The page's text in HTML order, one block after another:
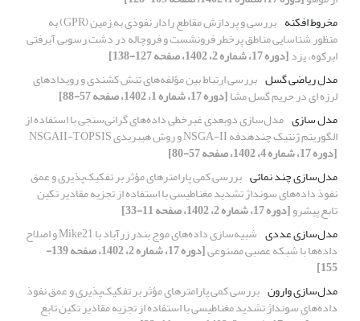
مخروط افکنه
بررسی و پردازش مقاطع رادار نفوذی به زمین (GPR) به
منظور شناسایی مناطق پرخطر فرونشست و فروچاله در دشت رسوبی آبرفتی
ابرکوه، یزد[دوره 17، شماره 2، 1402، صفحه 127-138]
مدل ریاضی گسل بررسی ارتباط بین مؤلفه‌های تنش کشندی و رویدادهای
لرزه‌ ای در حریم گسل مشا[دوره 17، شماره 1، 1402، صفحه 57-88]
مدل سازی مدل‌سازی دوبعدی غیرخطی داده‌های گرانی‌سنجی با استفاده از
الگوریتم ژنتیک چند‌هدفه NSGA-II و روش هیبریدی NSGAII-TOPSIS
[دوره 17، شماره 4، 1402، صفحه 57-80]
مدل‌سازی چند نمائی بررسی کمی پارامترهای مؤثر بر تفکیک‌پذیری و عمق
نفوذ داده‌های سونداژ تشدید مغناطیسی با استفاده از تجزیه مقادیر تکین
تابع پیشرو[دوره 17، شماره 2، 1402، صفحه 11-33]
مدل‌سازی عددی
شبیه‌سازی‌ داده‌های موج بندر زرآباد با Mike21 و اصلاح
داده‌ها با شبکه عصبی مصنوعی [دوره 17، شماره 2، 1402، صفحه 139-
155]
مدل‌سازی وارون‌ بررسی کمی پارامترهای مؤثر بر تفکیک‌پذیری و عمق نفوذ
داده‌های سونداژ تشدید مغناطیسی با استفاده از تجزیه مقادیر تکین تابع